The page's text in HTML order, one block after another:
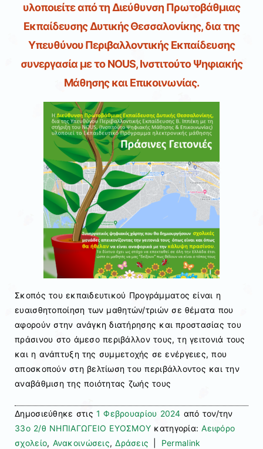
υλοποιείτε από τη Διεύθυνση Πρωτοβάθμιας
Εκπαίδευσης Δυτικής Θεσσαλονίκης, δια της
Υπευθύνου Περιβαλλοντικής Εκπαίδευσης
συνεργασία με το NOUS, Ινστιτούτο Ψηφιακής
Μάθησης και Επικοινωνίας.
Σκοπός του εκπαιδευτικού Προγράμματος είναι η
ευαισθητοποίηση των μαθητών/τριών σε θέματα που
αφορούν στην ανάγκη διατήρησης και προστασίας του
πράσινου στο άμεσο περιβάλλον τους, τη γειτονιά τους
και η ανάπτυξη της συµµετοχής σε ενέργειες, που
αποσκοπούν στη βελτίωση του περιβάλλοντος και την
αναβάθμιση της ποιότητας ζωής τους
Δημοσιεύθηκε στις 1 Φεβρουαρίου 2024 από τον/την
33ο 2/θ ΝΗΠΙΑΓΩΓΕΙΟ ΕΥΟΣΜΟΥ κατηγορία:Αειφόρο
σχολείο, Ανακοινώσεις,Δράσεις Permalink